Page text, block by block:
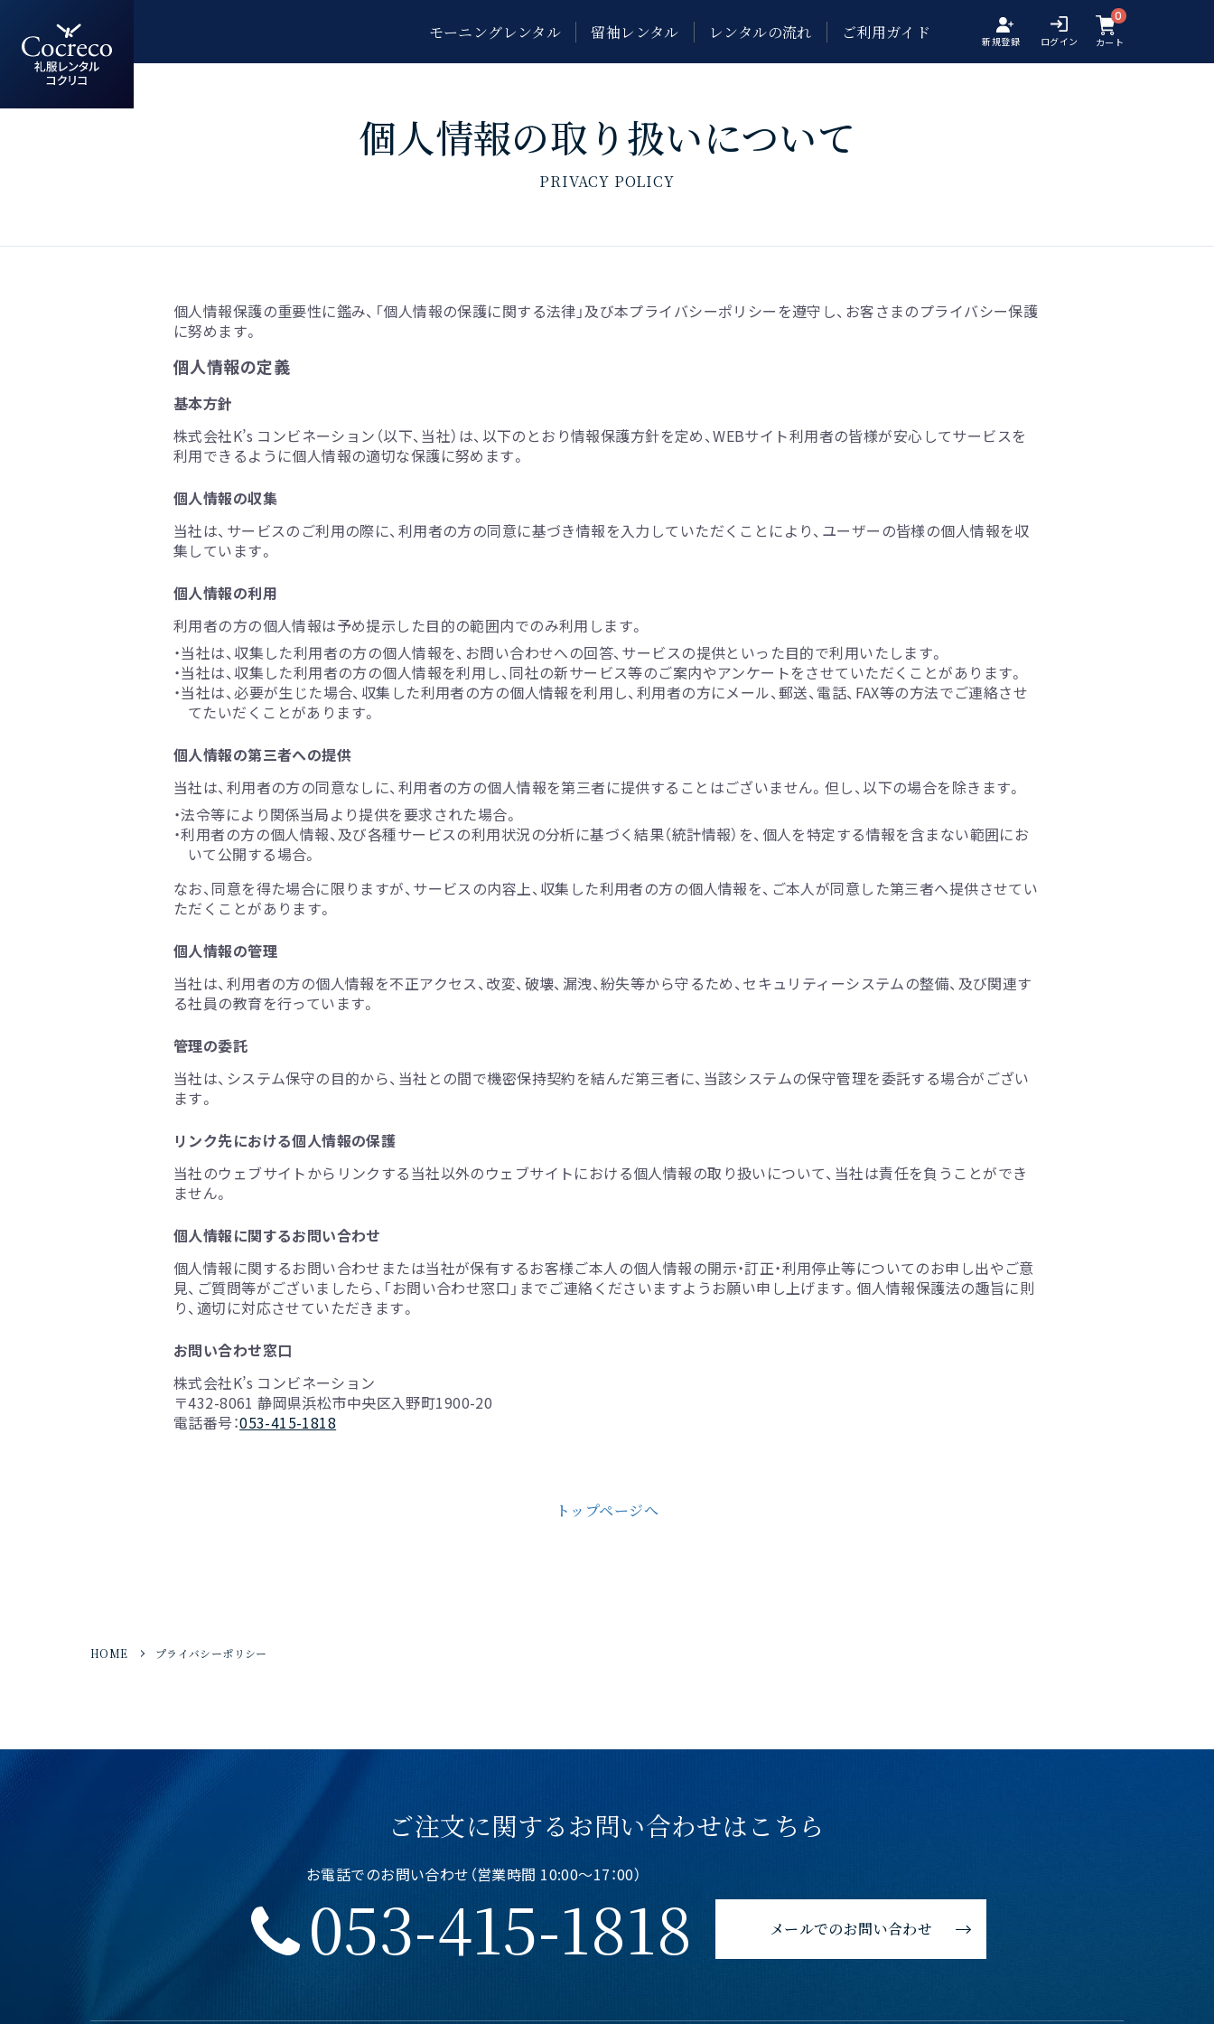
モーニングレンタル 留袖レンタル レンタルの流れ ご利用ガイド 新規登録 ログイン
0
カート
個人情報の取り扱いについて
PRIVACY POLICY
個人情報保護の重要性に鑑み、「個人情報の保護に関する法律」及び本プライバシーポリシーを遵守し、お客さまのプライバシー保護
に努めます。
個人情報の定義
基本方針
株式会社K’s コンビネーション（以下、当社）は、以下のとおり情報保護方針を定め、WEBサイト利用者の皆様が安心してサービスを
利用できるように個人情報の適切な保護に努めます。
個人情報の収集
当社は、サービスのご利用の際に、利用者の方の同意に基づき情報を入力していただくことにより、ユーザーの皆様の個人情報を収
集しています。
個人情報の利用
利用者の方の個人情報は予め提示した目的の範囲内でのみ利用します。
・当社は、収集した利用者の方の個人情報を、お問い合わせへの回答、サービスの提供といった目的で利用いたします。
・当社は、収集した利用者の方の個人情報を利用し、同社の新サービス等のご案内やアンケートをさせていただくことがあります。
・当社は、必要が生じた場合、収集した利用者の方の個人情報を利用し、利用者の方にメール、郵送、電話、FAX等の方法でご連絡させ
てたいだくことがあります。
個人情報の第三者への提供
当社は、利用者の方の同意なしに、利用者の方の個人情報を第三者に提供することはございません。但し、以下の場合を除きます。
・法令等により関係当局より提供を要求された場合。
・利用者の方の個人情報、及び各種サービスの利用状況の分析に基づく結果（統計情報）を、個人を特定する情報を含まない範囲にお
いて公開する場合。
なお、同意を得た場合に限りますが、サービスの内容上、収集した利用者の方の個人情報を、ご本人が同意した第三者へ提供させてい
ただくことがあります。
個人情報の管理
当社は、利用者の方の個人情報を不正アクセス、改変、破壊、漏洩、紛失等から守るため、セキュリティーシステムの整備、及び関連す
る社員の教育を行っています。
管理の委託
当社は、システム保守の目的から、当社との間で機密保持契約を結んだ第三者に、当該システムの保守管理を委託する場合がござい
ます。
リンク先における個人情報の保護
当社のウェブサイトからリンクする当社以外のウェブサイトにおける個人情報の取り扱いについて、当社は責任を負うことができ
ません。
個人情報に関するお問い合わせ
個人情報に関するお問い合わせまたは当社が保有するお客様ご本人の個人情報の開示・訂正・利用停止等についてのお申し出やご意
見、ご質問等がございましたら、「お問い合わせ窓口」までご連絡くださいますようお願い申し上げます。個人情報保護法の趣旨に則
り、適切に対応させていただきます。
お問い合わせ窓口
株式会社K’s コンビネーション
〒432-8061 静岡県浜松市中央区入野町1900-20
電話番号：053-415-1818
トップページへ
HOME プライバシーポリシー
ご注文に関するお問い合わせはこちら
お電話でのお問い合わせ（営業時間 10:00〜17：00）
053-415-1818 メールでのお問い合わせ